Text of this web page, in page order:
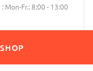
Mon-Fr.: 8:00 - 13:00
SHOP